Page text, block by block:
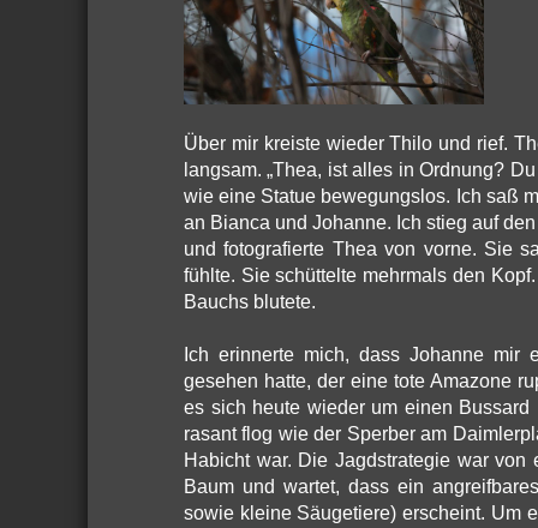
Über mir kreiste wieder Thilo und rief.
langsam. „Thea, ist alles in Ordnung?
wie eine Statue bewegungslos. Ich saß
an Bianca und Johanne. Ich stieg auf
und fotografierte Thea von vorne. Sie
fühlte. Sie schüttelte mehrmals den
Bauchs blutete.
Ich erinnerte mich, dass Johanne mir
gesehen hatte, der eine tote Amazone
es sich heute wieder um einen
rasant flog wie der Sperber am
Habicht war. Die Jagdstrategie war
Baum und wartet, dass ein
sowie kleine Säugetiere) erscheint. Um